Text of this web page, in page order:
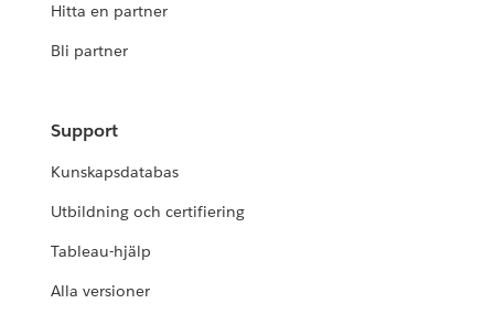
Hitta en partner
Bli partner
Support
Kunskapsdatabas
Utbildning och certifiering
Tableau-hjälp
Alla versioner